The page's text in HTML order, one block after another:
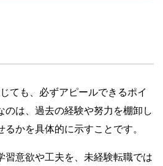
ても、必ずアピールできるポイ
のは、過去の経験や努力を棚卸し
るかを具体的に示すことです。
習意欲や工夫を、未経験転職では